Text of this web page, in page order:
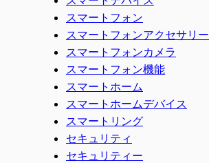
スマートフォン
スマートフォンアクセサリー
スマートフォンカメラ
スマートフォン機能
スマートホーム
スマートホームデバイス
スマートリング
セキュリティ
セキュリティー